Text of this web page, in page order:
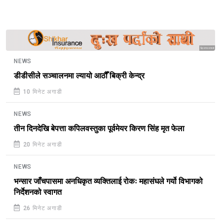
Sponsored
NEWS
डीडीसीले सञ्चालनमा ल्यायो आठौँ बिक्री केन्द्र
10 मिनेट अगाडी
NEWS
तीन दिनदेखि बेपत्ता कपिलवस्तुका पूर्वमेयर किरण सिंह मृत फेला
20 मिनेट अगाडी
NEWS
भन्सार जाँचपासमा अनधिकृत व्यक्तिलाई रोकः महासंघले गर्यो विभागको
निर्देशनको स्वागत
26 मिनेट अगाडी